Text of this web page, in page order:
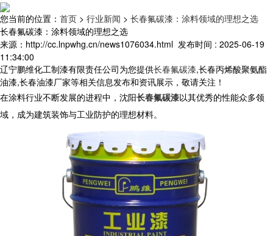
您当前的位置： 首页 > 行业新闻 > 长春氟碳漆：涂料领域的理想之选
长春氟碳漆：涂料领域的理想之选
来源：http://cc.lnpwhg.cn/news1076034.html 发布时间 : 2025-06-19
11:34:00
辽宁鹏维化工制漆有限责任公司为您提供长春氟碳漆,长春丙烯酸聚氨酯
油漆,长春油漆厂家等相关信息发布和资讯展示，敬请关注！
在涂料行业不断发展的进程中，沈阳长春氟碳漆以其优秀的性能众多领
域，成为建筑装饰与工业防护的理想材料。